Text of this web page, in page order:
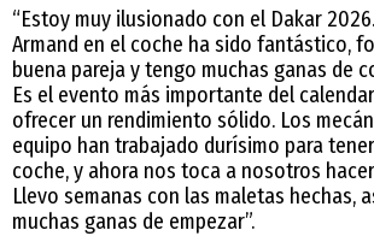
“Estoy muy ilusionado con el Dakar
Armand en el coche ha sido fantástico,
buena pareja y tengo muchas ganas de
Es el evento más importante del
ofrecer un rendimiento sólido. Los
equipo han trabajado durísimo para
coche, y ahora nos toca a nosotros
Llevo semanas con las maletas hechas,
muchas ganas de empezar”.